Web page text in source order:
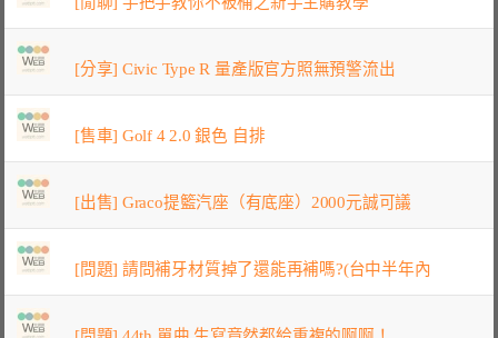
[分享] Civic Type R 量產版官方照無預警流出
[售車] Golf 4 2.0 銀色 自排
[出售] Graco提籃汽座（有底座）2000元誠可議
[問題] 請問補牙材質掉了還能再補嗎?(台中半年內